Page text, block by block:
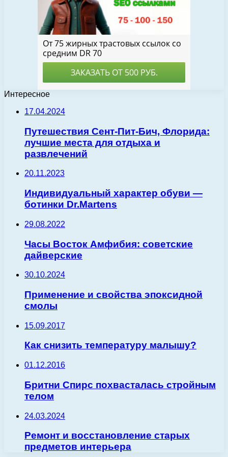
Интересное
17.04.2024
Путешествия Сент-Пит-Бич, Флорида:
лучшие места для отдыха и
развлечений
20.11.2023
Индивидуальный характер обуви ―
ботинки Dr.Martens
29.08.2022
Часы Восток Амфибия: советские
дайверские
30.10.2024
Применение и свойства эпоксидной
смолы
15.09.2017
Как снизить температуру малышу?
01.12.2016
Бритни Спирс похвасталась стройным
телом
24.03.2024
Ремонт и восстановление старых
предметов интерьера